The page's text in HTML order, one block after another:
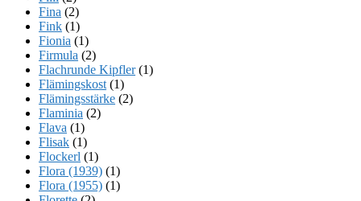
Fina (2)
Fink (1)
Fionia (1)
Firmula (2)
Flachrunde Kipfler(1)
Flämingskost (1)
Flämingsstärke (2)
Flaminia (2)
Flava (1)
Flisak (1)
Flockerl (1)
Flora (1939) (1)
Flora (1955) (1)